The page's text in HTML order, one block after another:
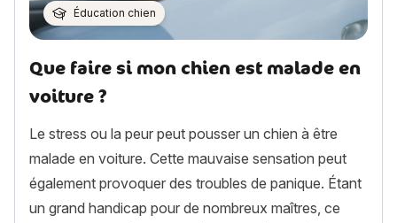
Éducation chien
Que faire si mon chien est malade en
voiture ?
Le stress ou la peur peut pousser un chien à être
malade en voiture. Cette mauvaise sensation peut
également provoquer des troubles de panique. Étant
un grand handicap pour de nombreux maîtres, ce